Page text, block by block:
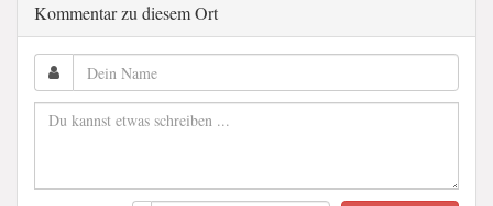
Kommentar zu diesem Ort